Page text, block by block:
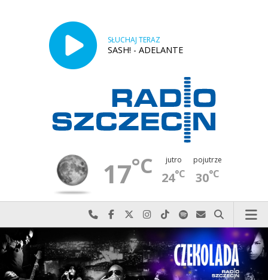
SŁUCHAJ TERAZ
SASH! - ADELANTE
17°C jutro
24°C
pojutrze
30°C
Najlepiej po prostu do nas zadzwoń
Odwiedź nas na Facebook-u
Odwiedź nas na X
Odwiedź nas na Instagram-ie
Odwiedź nas na TikTok-u
Szukaj nas na Spotify
Wyślij do nas
Szukaj